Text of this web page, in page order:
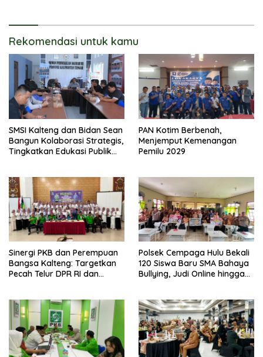
Rekomendasi untuk kamu
SMSI Kalteng dan Bidan Sean
Bangun Kolaborasi Strategis,
Tingkatkan Edukasi Publik
PAN Kotim Berbenah,
Menjemput Kemenangan
Pemilu 2029
Sinergi PKB dan Perempuan
Bangsa Kalteng: Targetkan
Pecah Telur DPR RI dan
Polsek Cempaga Hulu Bekali
120 Siswa Baru SMA Bahaya
Bullying, Judi Online hingga